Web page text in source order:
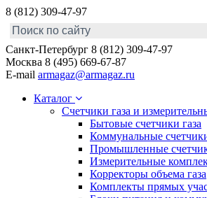
8 (812) 309-47-97
Санкт-Петербург 8 (812) 309-47-97
Москва 8 (495) 669-67-87
E-mail armagaz@armagaz.ru
Каталог
Счетчики газа и
Бытовые счетчики газа
Коммунальные
Промышленные
Измерительные
Корректоры объема газа
Комплекты прямых